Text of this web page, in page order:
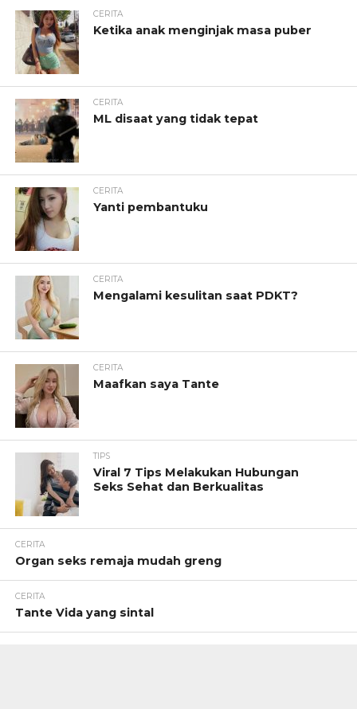
CERITA
Ketika anak menginjak masa puber
CERITA
ML disaat yang tidak tepat
CERITA
Yanti pembantuku
CERITA
Mengalami kesulitan saat PDKT?
CERITA
Maafkan saya Tante
TIPS
Viral 7 Tips Melakukan Hubungan
Seks Sehat dan Berkualitas
CERITA
Organ seks remaja mudah greng
CERITA
Tante Vida yang sintal